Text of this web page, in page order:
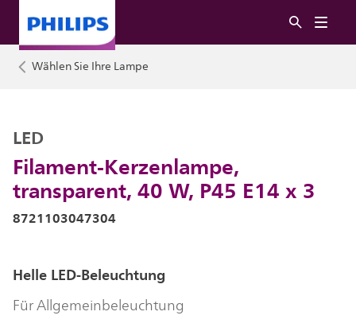
Wählen Sie Ihre Lampe
Filament-Kerzenlampe,
transparent, 40 W, P45 E14 x 3
LED
8721103047304
Helle LED-Beleuchtung
Für Allgemeinbeleuchtung